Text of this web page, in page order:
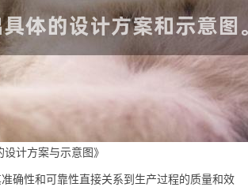
计方案与示意图》
确性和可靠性直接关系到生产过程的质量和效